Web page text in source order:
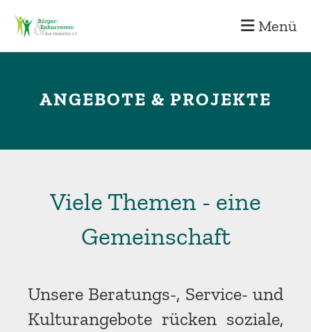
Menü
ANGEBOTE & PROJEKTE
Viele Themen - eine
Gemeinschaft
Unsere Beratungs-, Service- und
Kulturangebote rücken soziale,